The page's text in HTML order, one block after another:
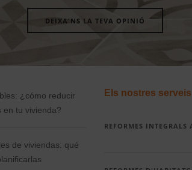
DEIXA'NS LA TEVA OPINIÓ
¿cómo reducir
en tu vivienda?
de viviendas: qué
Els nostres serveis
REFORMES INTEGRALS